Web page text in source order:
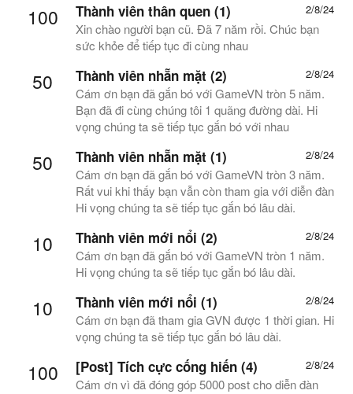
100 2/8/24
Thành viên thân quen (1)
Xin chào người bạn cũ. Đã 7 năm rồi. Chúc bạn
sức khỏe để tiếp tục đi cùng nhau
50 2/8/24
Thành viên nhẵn mặt (2)
Cám ơn bạn đã gắn bó với GameVN tròn 5 năm.
Bạn đã đi cùng chúng tôi 1 quãng đường dài. Hi
vọng chúng ta sẽ tiếp tục gắn bó với nhau
50 2/8/24
Thành viên nhẵn mặt (1)
Cám ơn bạn đã gắn bó với GameVN tròn 3 năm.
Rất vui khi thấy bạn vẫn còn tham gia với diễn đàn
Hi vọng chúng ta sẽ tiếp tục gắn bó lâu dài.
10 2/8/24
Thành viên mới nổi (2)
Cám ơn bạn đã gắn bó với GameVN tròn 1 năm.
Hi vọng chúng ta sẽ tiếp tục gắn bó lâu dài.
10 2/8/24
Thành viên mới nổi (1)
Cám ơn bạn đã tham gia GVN được 1 thời gian. Hi
vọng chúng ta sẽ tiếp tục gắn bó lâu dài.
100 2/8/24
[Post] Tích cực cống hiến (4)
Cám ơn vì đã đóng góp 5000 post cho diễn đàn